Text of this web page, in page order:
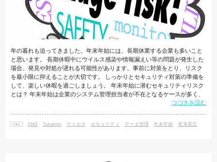
年の暮れも迫ってきました。年末年始には、長期休業する企業も多いこと
と思います。 長期休暇中にウイルス感染や情報漏えい等の問題が発生した
場合、発見や対処が遅れる可能性があります。事前に対策をとり、リスク
を最小限に抑えることが大切です。 しっかりとセキュリティ対策の準備を
して、楽しい休暇を過ごしましょう。 年末年始に潜むセキュリティリスク
とは？ 年末年始は企業のシステム管理担当者が不在となるケースが多く、
問題が発生した場合の対処が遅くなりがちです。そのためウイルス感染や
対しても被害が及ぶことがあります。 また、一般家庭においても、長期休
つづきを読む
SNS Takahiro ウイルス セキュリティ データ管理 年末年始 有滝貴広